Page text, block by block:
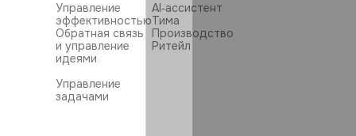
Управление
эффективностью
Обратная связь
и управление
идеями
Управление
задачами
AI‑ассистент
Тима
Производство
Ритейл